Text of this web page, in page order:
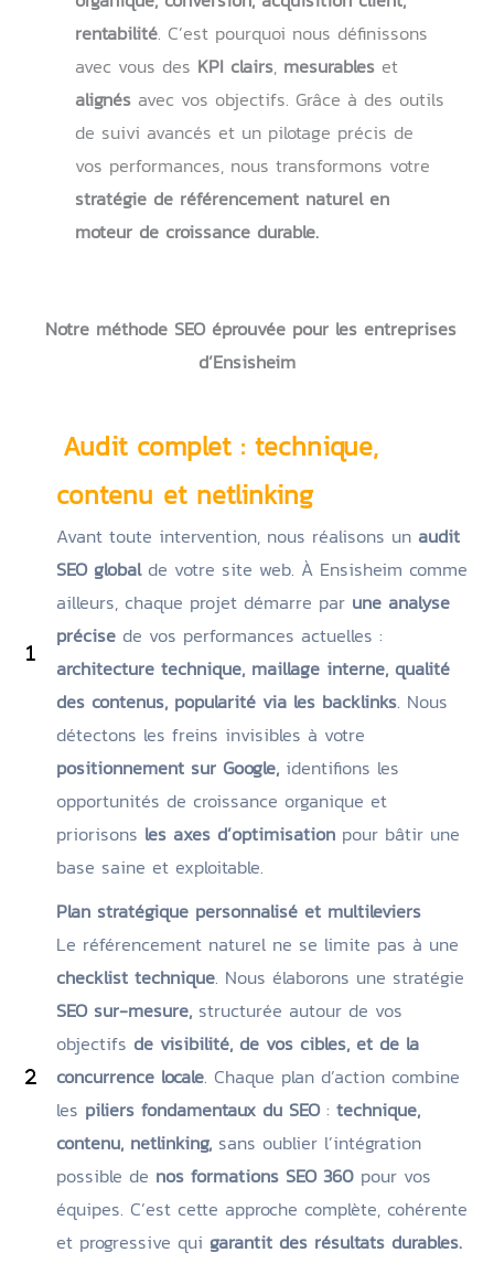
rentabilité. C’est pourquoi nous définissons
avec vous des KPI clairs, mesurables et
alignés avec vos objectifs. Grâce à des outils
de suivi avancés et un pilotage précis de
vos performances, nous transformons votre
stratégie de référencement naturel en
moteur de croissance durable.
Notre méthode SEO éprouvée pour les entreprises
d’Ensisheim
Audit complet : technique,
contenu et netlinking
Avant toute intervention, nous réalisons un audit
SEO globalde votre site web. À Ensisheim comme
ailleurs, chaque projet démarre par une analyse
précise de vos performances actuelles :
architecture technique, maillage interne, qualité
des contenus, popularité via les backlinks. Nous
détectons les freins invisibles à votre
positionnement sur Google, identifions les
opportunités de croissance organique et
priorisons les axes d’optimisation pour bâtir une
base saine et exploitable.
Plan stratégique personnalisé et multileviers
Le référencement naturel ne se limite pas à une
checklist technique. Nous élaborons une stratégie
SEO sur-mesure, structurée autour de vos
objectifs de visibilité, de vos cibles, et de la
concurrence locale. Chaque plan d’action combine
les piliers fondamentaux du SEO: technique,
contenu, netlinking, sans oublier l’intégration
possible de nos formations SEO 360 pour vos
équipes. C’est cette approche complète, cohérente
et progressive qui garantit des résultats durables.